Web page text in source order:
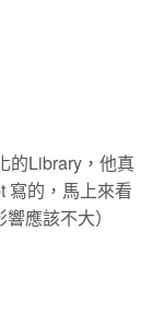
的Library，他真
寫的，馬上來看
應該不大）